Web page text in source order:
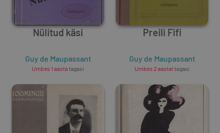
Nülitud käsi
Guy de Maupassant
Umbes 1 aastatagasi
Preili Fifi
Guy de Maupassant
Umbes 2 aastattagasi